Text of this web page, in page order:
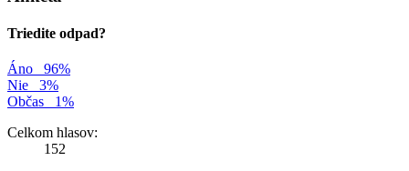
Triedite odpad?
Áno
96%
Nie
3%
Občas
1%
Celkom hlasov:
152